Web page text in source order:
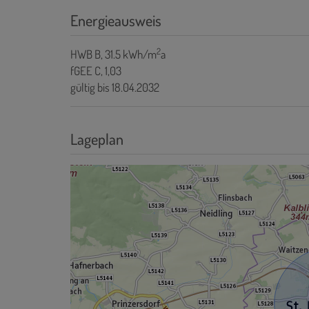
Energieausweis
HWBB, 31.5 kWh/m2a
fGEE C, 1,03
gültig bis18.04.2032
Lageplan